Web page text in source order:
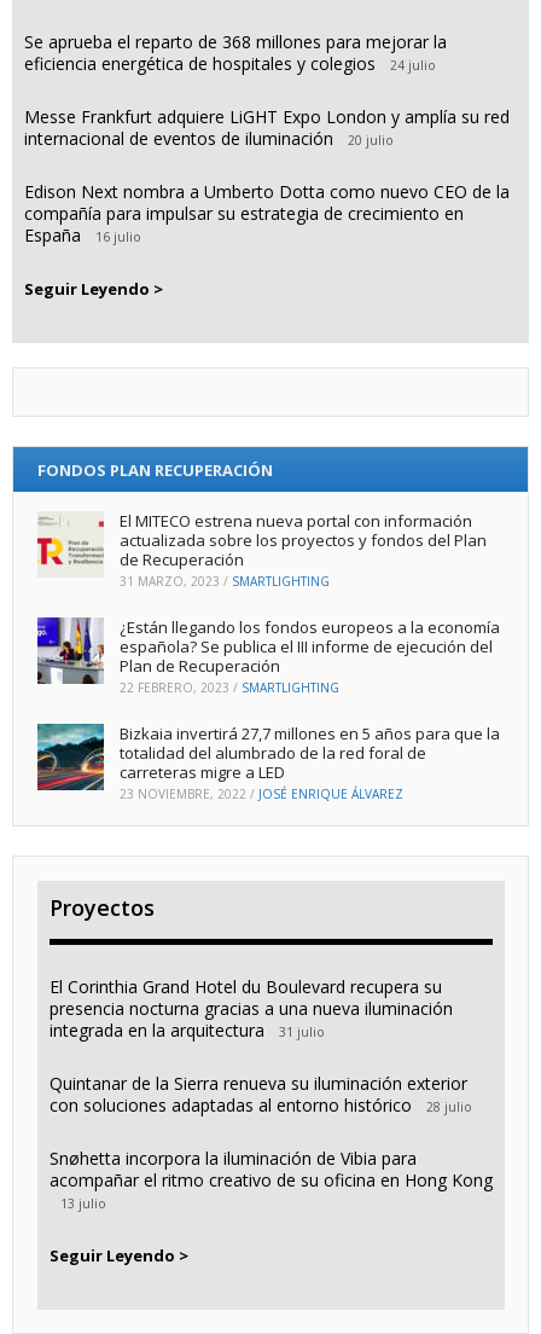
Se aprueba el reparto de 368 millones para mejorar la
eficiencia energética de hospitales y colegios
24 julio
Messe Frankfurt adquiere LiGHT Expo London y amplía su red
internacional de eventos de iluminación
20 julio
Edison Next nombra a Umberto Dotta como nuevo CEO de la
compañía para impulsar su estrategia de crecimiento en
España
16 julio
Seguir Leyendo >
FONDOS PLAN RECUPERACIÓN
El MITECO estrena nueva portal con información
actualizada sobre los proyectos y fondos del Plan
de Recuperación
31 MARZO, 2023 / SMARTLIGHTING
¿Están llegando los fondos europeos a la economía
española? Se publica el III informe de ejecución del
Plan de Recuperación
22 FEBRERO, 2023 / SMARTLIGHTING
Bizkaia invertirá 27,7 millones en 5 años para que la
totalidad del alumbrado de la red foral de
carreteras migre a LED
23 NOVIEMBRE, 2022 / JOSÉ ENRIQUE ÁLVAREZ
Proyectos
El Corinthia Grand Hotel du Boulevard recupera su
presencia nocturna gracias a una nueva iluminación
integrada en la arquitectura
31 julio
Quintanar de la Sierra renueva su iluminación exterior
con soluciones adaptadas al entorno histórico
28 julio
Snøhetta incorpora la iluminación de Vibia para
acompañar el ritmo creativo de su oficina en Hong Kong
13 julio
Seguir Leyendo >